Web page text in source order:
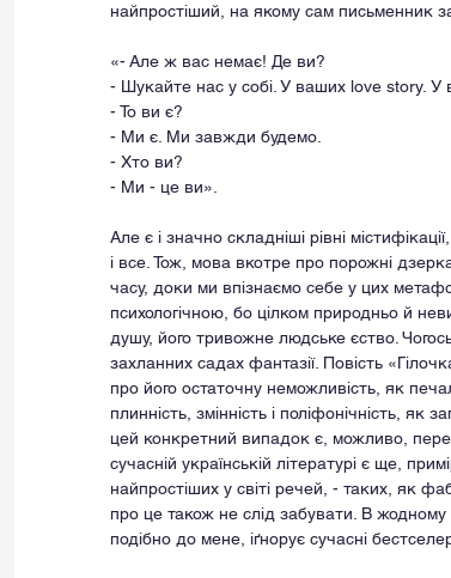
найпростіший, на якому сам письменник
«- Але ж вас немає! Де ви?
- Шукайте нас у собі. У ваших love story. У
- То ви є?
- Ми є. Ми завжди будемо.
- Хто ви?
- Ми - це ви».
Але є і значно складніші рівні
і все. Тож, мова вкотре про порожні
часу, доки ми впізнаємо себе у цих
психологічною, бо цілком природньо й
душу, його тривожне людське єство.
захланних садах фантазії. Повість
про його остаточну неможливість, як
плинність, змінність і поліфонічність,
цей конкретний випадок є, можливо,
сучасній українській літературі є ще,
найпростіших у світі речей, - таких, як
про це також не слід забувати. В жодному
подібно до мене, іґнорує сучасні